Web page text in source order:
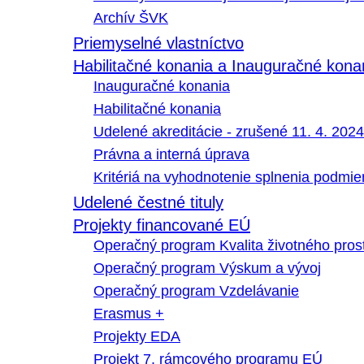
Archív ŠVK
Priemyselné vlastníctvo
Habilitačné konania a Inauguračné
Inauguračné konania
Habilitačné konania
Udelené akreditácie - zrušené 11. 4. 2024
Právna a interná úprava
Kritériá na vyhodnotenie splnenia
Udelené čestné tituly
Projekty financované EÚ
Operačný program Kvalita životného
Operačný program Výskum a vývoj
Operačný program Vzdelávanie
Erasmus +
Projekty EDA
Projekt 7. rámcového programu EÚ